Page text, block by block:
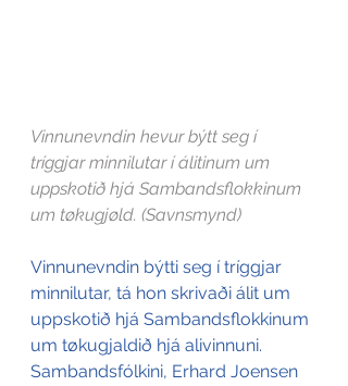
Vinnunevndin hevur býtt seg í
tríggjar minnilutar í álitinum um
uppskotið hjá Sambandsflokkinum
um tøkugjøld. (Savnsmynd)
Vinnunevndin býtti seg í tríggjar
minnilutar, tá hon skrivaði álit um
uppskotið hjá Sambandsflokkinum
um tøkugjaldið hjá alivinnuni.
Sambandsfólkini, Erhard Joensen